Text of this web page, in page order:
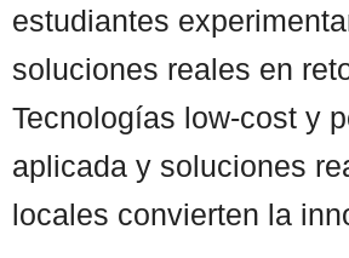
estudiantes
soluciones reales en
Tecnologías low-cost y
aplicada y soluciones
locales convierten la